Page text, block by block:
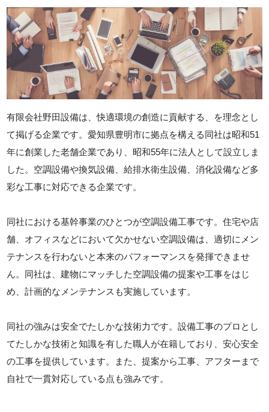
有限会社野田設備は、快適環境の創造に貢献する、を理念とし
て掲げる企業です。愛知県豊明市に拠点を構える同社は昭和51
年に創業した老舗企業であり、昭和55年に法人として設立しま
した。空調設備や換気設備、給排水衛生設備、消化設備など多
彩な工事に対応できる企業です。
同社における基幹事業のひとつが空調設備工事です。住宅や店
舗、オフィスなどにおいて欠かせない空調設備は、適切にメン
テナンスを行わないと本来のパフォーマンスを発揮できませ
ん。同社は、建物にマッチした空調設備の提案や工事をはじ
め、計画的なメンテナンスも実施しています。
同社の強みは安全でたしかな技術力です。設備工事のプロとし
てたしかな技術と知識を有した職人が在籍しており、安心安全
の工事を提供しています。また、提案から工事、アフターまで
自社で一貫対応している点も強みです。